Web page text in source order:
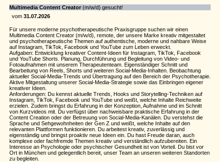
Multimedia Content Creator (m/w/d) gesucht!
vom 31.07.2026
Für unsere moderne psychotherapeutische Praxisgruppe suchen wir einen
Multimedia Content Creator (m/w/d), remote, der unsere Marke kreativ mitgestaltet
und psychotherapeutische Themen auf authentische, moderne und nahbare Weise
auf Instagram, TikTok, Facebook und YouTube zum Leben erweckt.
Aufgaben: Entwicklung kreativer Content-Ideen für Instagram, TikTok, Facebook
und YouTube Shorts. Planung, Durchführung und Begleitung von Video- und
Fotoaufnahmen mit unserem Therapeutenteam. Eigenständiger Schnitt und
Bearbeitung von Reels, Shorts und weiteren Social-Media-Inhalten. Beobachtung
aktueller Social-Media-Trends und Übertragung auf den Bereich der Psychotherapie.
Aktive Mitgestaltung unserer Social-Media-Strategie sowie das Einbringen eigener
kreativer Ideen.
Anforderungen: Du kennst aktuelle Trends, Hooks und Storytelling-Techniken auf
Instagram, TikTok, Facebook und YouTube und weißt, welche Inhalte Reichweite
erzielen. Zudem bringst du Erfahrung in der Konzeption, Aufnahme und im Schnitt
von Kurzvideos mit. Du verfügst über nachweisbare praktische Erfahrung in der
Content Creation oder der Betreuung von Social-Media-Kanälen. Du verstehst die
Sprache und Sehgewohnheiten der Gen Z und weißt, welche Inhalte auf den
relevanten Plattformen funktionieren. Du arbeitest kreativ, zuverlässig und
eigenständig und bringst proaktiv neue Ideen ein. Du hast Freude daran, auch
komplexe oder fachfremde Themen kreativ und verständlich aufzubereiten. Ein
Interesse an Psychologie oder psychischer Gesundheit ist von Vorteil. Du bist vor
Ort in München und gelegentlich bereit, unser Team an unseren weiteren Standorten
zu begleiten.